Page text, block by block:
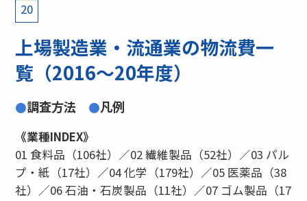
20
上場製造業・流通業の物流費一
覧（2016〜20年度）
●調査方法 ●凡例
《業種INDEX》
01 食料品（106社）／02 繊維製品（52社）／03 パル
プ・紙（17社）／04 化学（179社）／05 医薬品（38
社）／06 石油・石炭製品（11社）／07 ゴム製品（17